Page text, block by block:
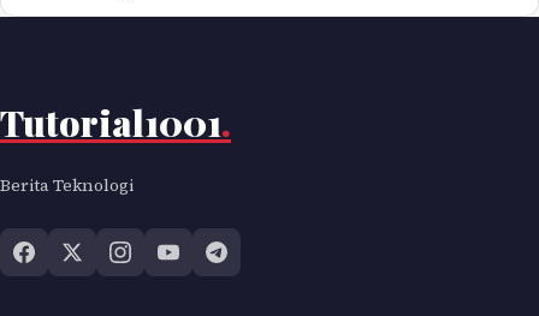
Tutorial1001.
Berita Teknologi